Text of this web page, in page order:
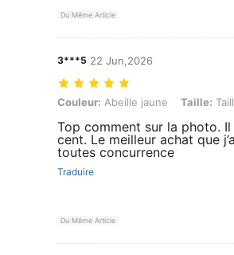
Du Même Article
3***5 22 Jun,2026
Couleur: Abeille jaune, Taille: Taille
Couleur: Abeille jaune Taille:
Top comment sur la photo.
cent. Le meilleur achat que
toutes concurrence
Traduire
Du Même Article